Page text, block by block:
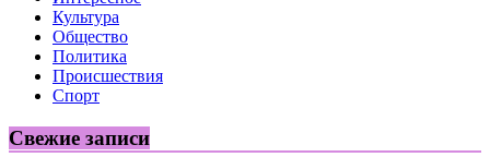
Культура
Общество
Политика
Происшествия
Спорт
Свежие записи